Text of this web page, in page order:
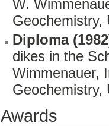
W.
Geochemistry,
Diploma
dikes in the
Wimmenauer,
Geochemistry,
Awards